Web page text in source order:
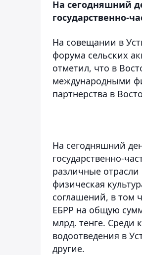
На сегодняшний
государственно-
На совещании в
форума сельских
отметил, что в
международными
партнерства в
На сегодняшний
государственно-
различные
физическая
соглашений, в том
ЕБРР на общую
млрд. тенге. Среди
водоотведения в
другие.